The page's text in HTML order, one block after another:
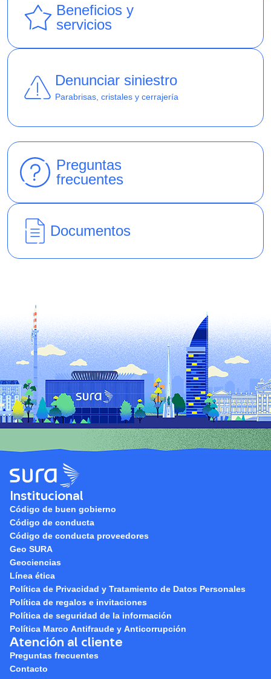
Beneficios y
servicios
Denunciar siniestro
Parabrisas, cristales y cerrajería
Preguntas
frecuentes
Documentos
Institucional
Código de buen gobierno
Código de conducta
Código de conducta proveedores
Geo SURA
Geociencias
Línea ética
Política de Privacidad y Tratamiento de Datos Personales
Política de regalos e invitaciones
Política de seguridad de la información
Política Marco Antifraude y Anticorrupción
Atención al cliente
Preguntas frecuentes
Contacto